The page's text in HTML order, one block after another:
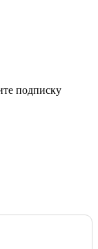
подписку